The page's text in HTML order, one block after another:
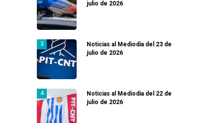
julio de 2026
Noticias al Mediodía del 23 de
julio de 2026
Noticias al Mediodía del 22 de
julio de 2026